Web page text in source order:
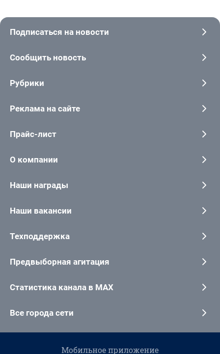
Подписаться на новости
Сообщить новость
Рубрики
Реклама на сайте
Прайс-лист
О компании
Наши награды
Наши вакансии
Техподдержка
Предвыборная агитация
Статистика канала в MAX
Все города сети
Мобильное приложение